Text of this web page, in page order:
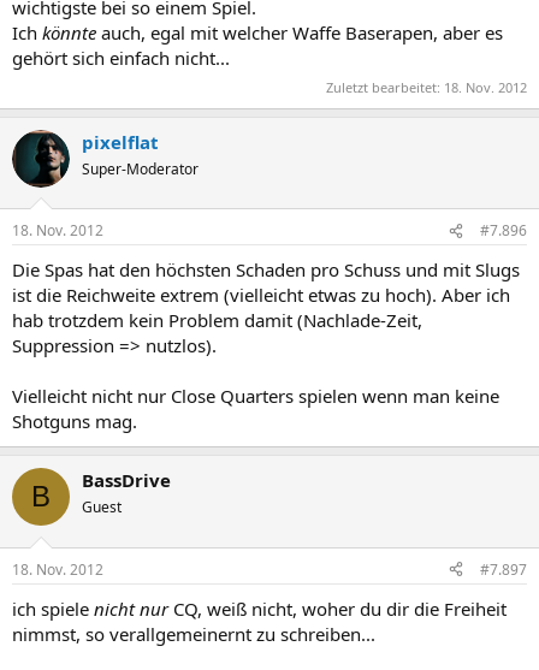
wichtigste bei so einem Spiel.
Ich könnte auch, egal mit welcher Waffe Baserapen, aber es
gehört sich einfach nicht...
Zuletzt bearbeitet: 18. Nov. 2012
pixelflat
Super-Moderator
18. Nov. 2012 #7.896
Die Spas hat den höchsten Schaden pro Schuss und mit Slugs
ist die Reichweite extrem (vielleicht etwas zu hoch). Aber ich
hab trotzdem kein Problem damit (Nachlade-Zeit,
Suppression => nutzlos).
Vielleicht nicht nur Close Quarters spielen wenn man keine
Shotguns mag.
B BassDrive
Guest
18. Nov. 2012 #7.897
ich spiele nicht nurCQ, weiß nicht, woher du dir die Freiheit
nimmst, so verallgemeinernt zu schreiben...